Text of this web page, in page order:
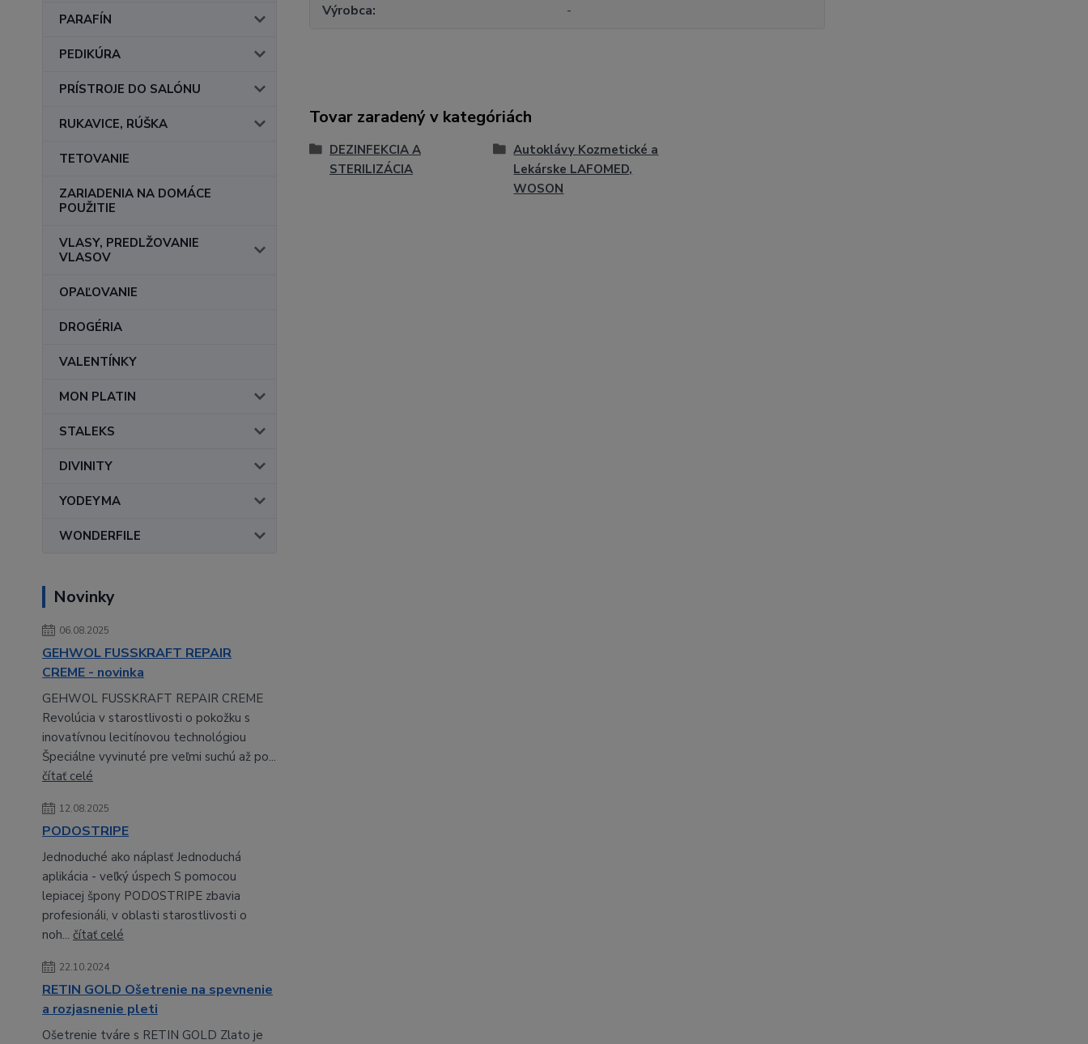
PARAFÍN
PEDIKÚRA
PRÍSTROJE DO SALÓNU
RUKAVICE, RÚŠKA
TETOVANIE
ZARIADENIA NA DOMÁCE
POUŽITIE
VLASY, PREDLŽOVANIE
VLASOV
OPAĽOVANIE
DROGÉRIA
VALENTÍNKY
MON PLATIN
STALEKS
DIVINITY
YODEYMA
WONDERFILE
Novinky
06.08.2025
GEHWOL FUSSKRAFT REPAIR
CREME - novinka
GEHWOL FUSSKRAFT REPAIR CREME
Revolúcia v starostlivosti o pokožku s
inovatívnou lecitínovou technológiou
Špeciálne vyvinuté pre veľmi suchú až po...
čítať celé
12.08.2025
PODOSTRIPE
Jednoduché ako náplasť Jednoduchá
aplikácia - veľký úspech S pomocou
lepiacej špony PODOSTRIPE zbavia
profesionáli, v oblasti starostlivosti o
noh... čítať celé
22.10.2024
RETIN GOLD Ošetrenie na spevnenie
a rozjasnenie pleti
Ošetrenie tváre s RETIN GOLD Zlato je
Výrobca -
Tovar zaradený v kategóriách
DEZINFEKCIA A
STERILIZÁCIA
Autoklávy Kozmetické a
Lekárske LAFOMED,
WOSON